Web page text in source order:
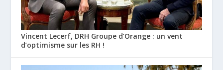
Vincent Lecerf, DRH Groupe d’Orange : un vent
d’optimisme sur les RH !